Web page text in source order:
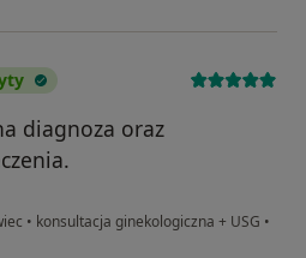
diagnoza oraz
• konsultacja ginekologiczna + USG •